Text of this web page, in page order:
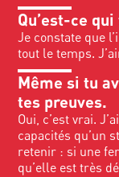
Qu’est-ce
Je constate que
tout le temps.
Même si tu
tes preuves.
Oui, c’est vrai.
capacités qu’un
retenir : si une
qu’elle est très